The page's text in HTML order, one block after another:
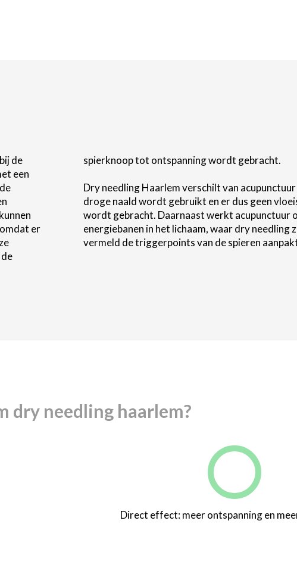
de
een
er
de
eerder
vermeld de triggerpoints van de spieren
dry needling haarlem?
Direct effect: meer ontspanning en